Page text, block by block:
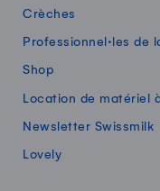
Crèches
Professionnel·les de
Shop
Location de matériel
Newsletter Swissmilk
Lovely